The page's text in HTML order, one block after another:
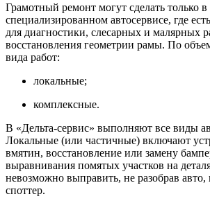
Грамотный ремонт могут сделать только в
специализированном автосервисе, где
для диагностики, слесарных и малярных
восстановления геометрии рамы. По
вида работ:
локальные;
комплексные.
В «Дельта-сервис» выполняют все виды
Локальные (или частичные) включают
вмятин, восстановление или замену
выравнивания помятых участков на
невозможно выправить, не разобрав авто,
споттер.